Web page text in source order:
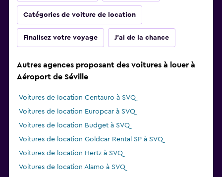
Catégories de voiture de location
Finalisez votre voyage J'ai de la chance
Autres agences proposant des voitures à louer à
Aéroport de Séville
Voitures de location Centauro à SVQ
Voitures de location Europcar à SVQ
Voitures de location Budget à SVQ
Voitures de location Goldcar Rental SP à SVQ
Voitures de location Hertz à SVQ
Voitures de location Alamo à SVQ